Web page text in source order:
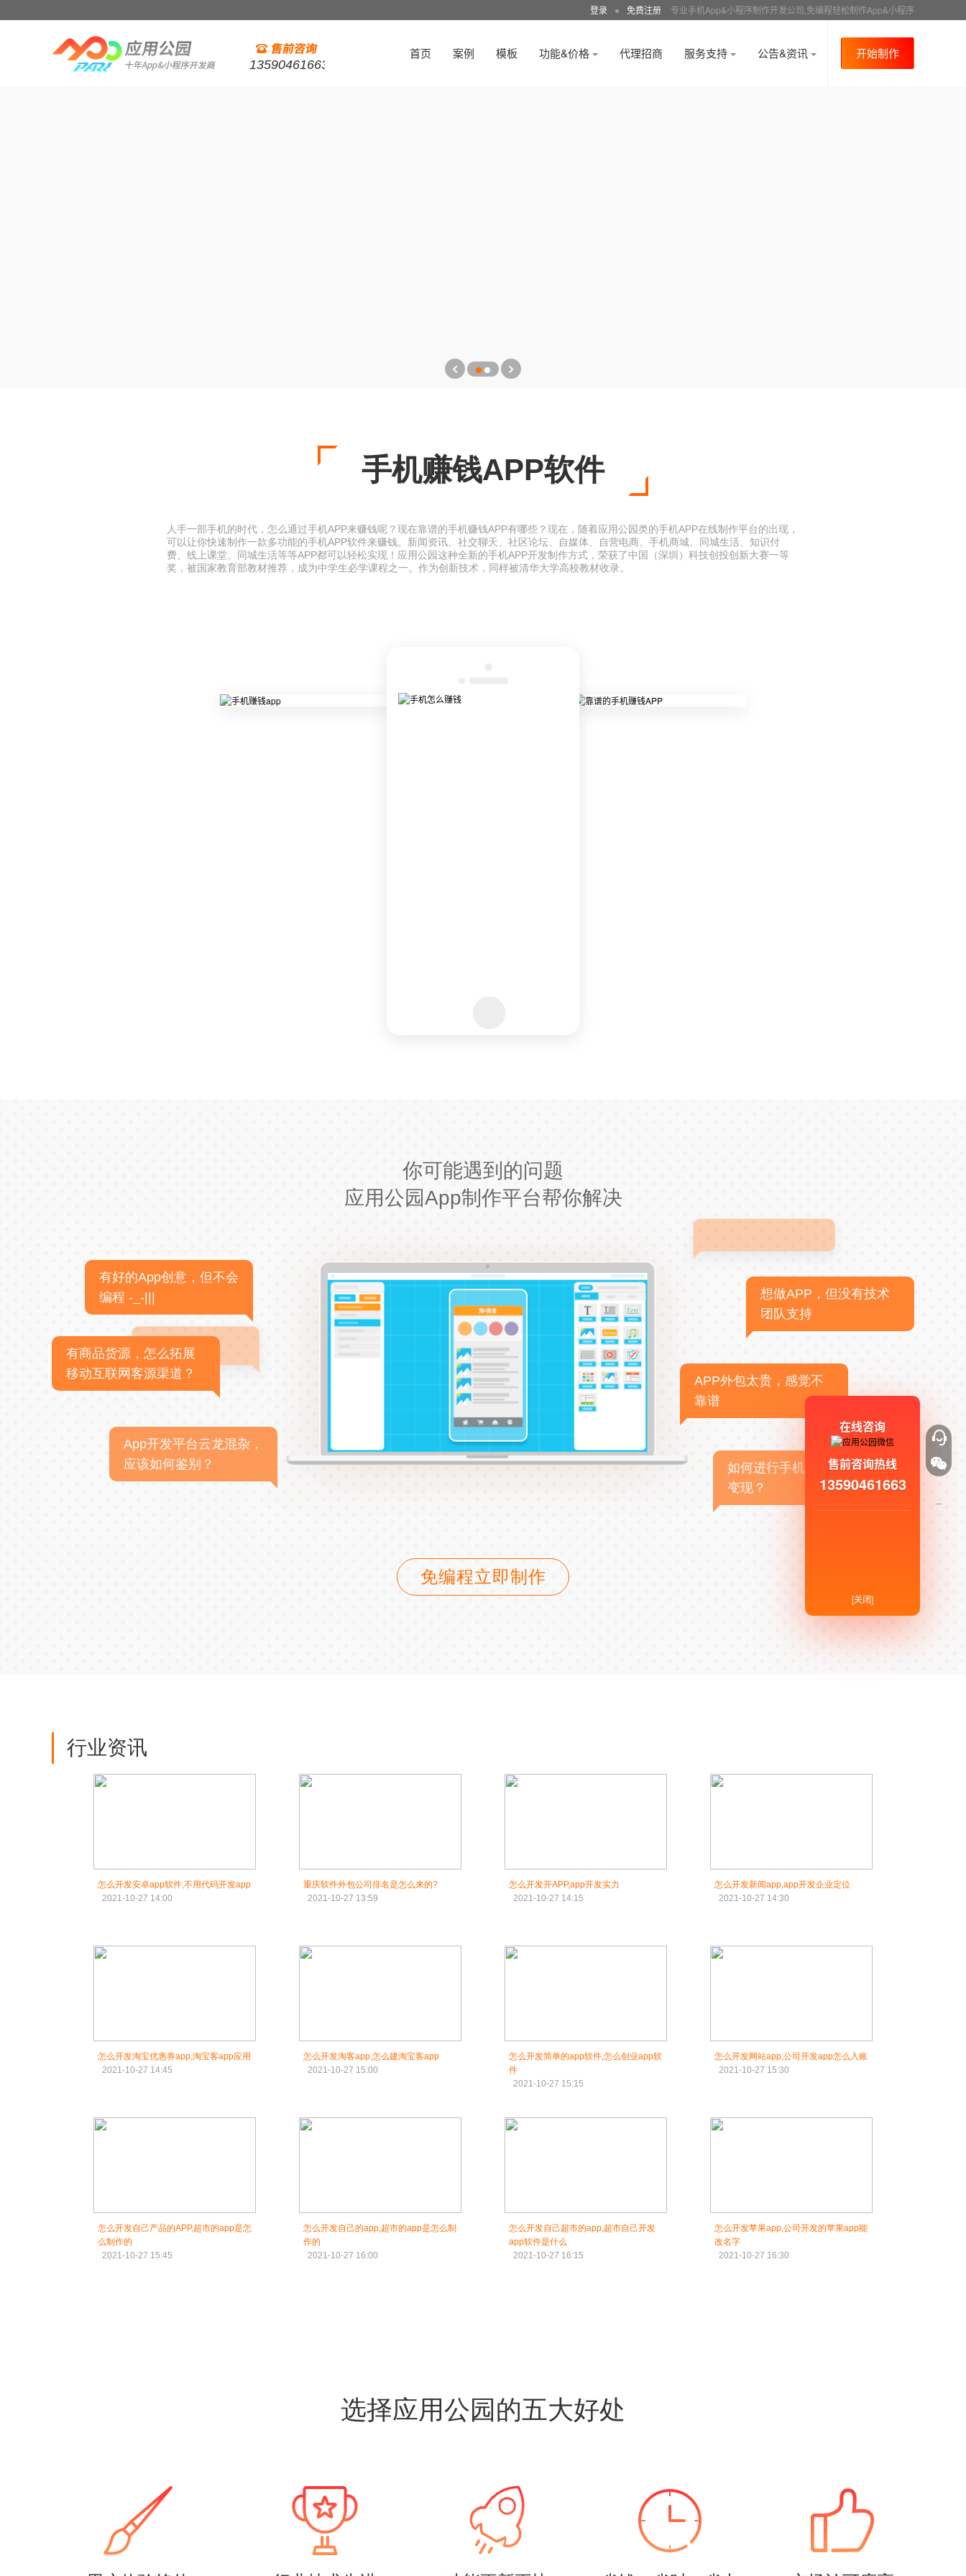
登录 ● 免费注册 专业手机App&小程序制作开发公司,免编程轻松制作App&小程序
13590461663
首页 案例 模板 功能&价格 代理招商 服务支持 公告&资讯 开始制作
手机赚钱APP软件
人手一部手机的时代，怎么通过手机APP来赚钱呢？现在靠谱的手机赚钱APP有哪些？现在，随着应用公园类的手机APP在线制作平台的出现，
可以让你快速制作一款多功能的手机APP软件来赚钱。新闻资讯、社交聊天、社区论坛、自媒体、自营电商、手机商城、同城生活、知识付
费、线上课堂、同城生活等等APP都可以轻松实现！应用公园这种全新的手机APP开发制作方式，荣获了中国（深圳）科技创投创新大赛一等
奖，被国家教育部教材推荐，成为中学生必学课程之一。作为创新技术，同样被清华大学高校教材收录。
你可能遇到的问题
应用公园App制作平台帮你解决
有好的App创意，但不会
编程 -_-|||
有商品货源，怎么拓展
移动互联网客源渠道？
App开发平台云龙混杂，
应该如何鉴别？
想做APP，但没有技术
团队支持
APP外包太贵，感觉不
靠谱
如何进行手机APP商业
变现？
免编程立即制作
行业资讯
怎么开发安卓app软件,不用代码开发app
2021-10-27 14:00
重庆软件外包公司排名是怎么来的?
2021-10-27 13:59
怎么开发开APP,app开发实力
2021-10-27 14:15
怎么开发新闻app,app开发企业定位
2021-10-27 14:30
怎么开发淘宝优惠券app,淘宝客app应用
2021-10-27 14:45
怎么开发淘客app,怎么建淘宝客app
2021-10-27 15:00
怎么开发简单的app软件,怎么创业app软
件
2021-10-27 15:15
怎么开发网站app,公司开发app怎么入账
2021-10-27 15:30
怎么开发自己产品的APP,超市的app是怎
么制作的
2021-10-27 15:45
怎么开发自己的app,超市的app是怎么制
作的
2021-10-27 16:00
怎么开发自己超市的app,超市自己开发
app软件是什么
2021-10-27 16:15
怎么开发苹果app,公司开发的苹果app能
改名字
2021-10-27 16:30
选择应用公园的五大好处
在线咨询
售前咨询热线
13590461663
[关闭]